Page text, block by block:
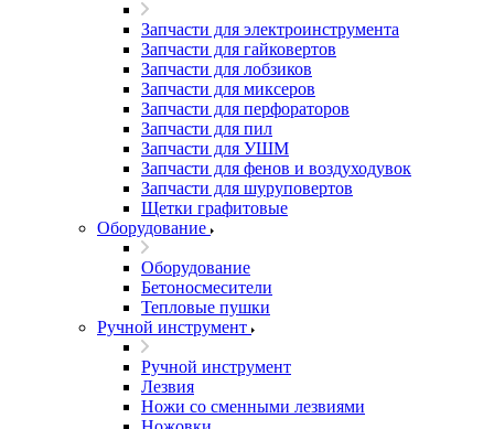
Запчасти для электроинструмента
Запчасти для гайковертов
Запчасти для лобзиков
Запчасти для миксеров
Запчасти для перфораторов
Запчасти для пил
Запчасти для УШМ
Запчасти для фенов и воздуходувок
Запчасти для шуруповертов
Щетки графитовые
Оборудование
Оборудование
Бетоносмесители
Тепловые пушки
Ручной инструмент
Ручной инструмент
Лезвия
Ножи со сменными лезвиями